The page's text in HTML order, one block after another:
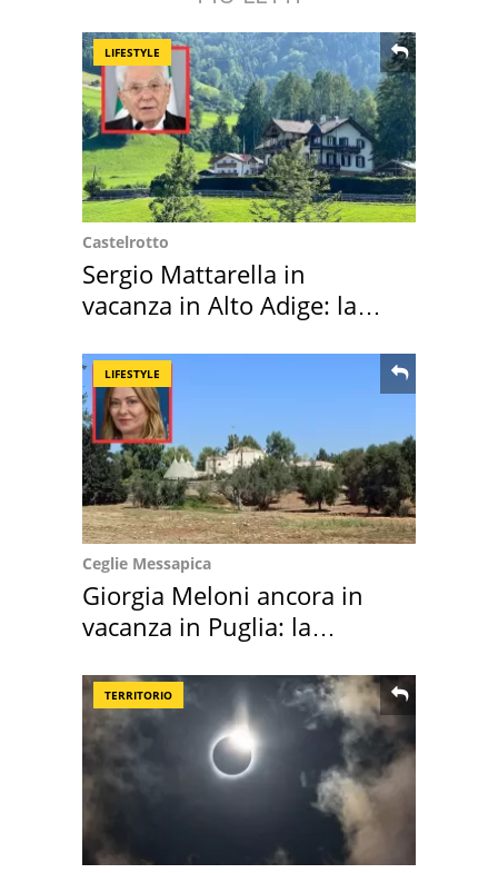
LIFESTYLE
Castelrotto
Sergio Mattarella in
vacanza in Alto Adige: la
LIFESTYLE
Ceglie Messapica
Giorgia Meloni ancora in
vacanza in Puglia: la
TERRITORIO